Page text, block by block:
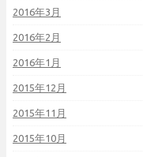
2016年3月
2016年2月
2016年1月
2015年12月
2015年11月
2015年10月